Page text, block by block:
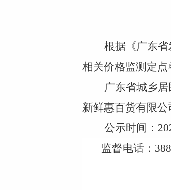
根据 《广东
相关价格监测定点
广东省城乡居
新鲜惠百货有限公
公示时间：
监督电话：